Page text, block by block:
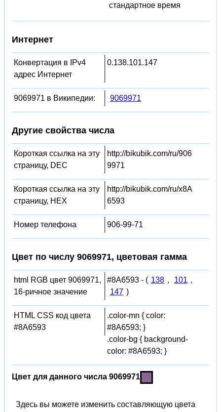
стандартное время
Интернет
Конвертация в IPv4
адрес Интернет
0.138.101.147
9069971 в Википедии: 9069971
Другие свойства числа
Короткая ссылка на эту
страницу, DEC
http://bikubik.com/ru/906
9971
Короткая ссылка на эту
страницу, HEX
http://bikubik.com/ru/x8A
6593
Номер телефона 906-99-71
Цвет по числу 9069971, цветовая гамма
html RGB цвет 9069971,
16-ричное значение
#8A6593 - ( 138 , 101 ,
147 )
HTML CSS код цвета
#8A6593
.color-mn { color:
#8A6593; }
.color-bg { background-
color: #8A6593; }
Цвет для данного числа 9069971
Здесь вы можете изменить составляющую цвета